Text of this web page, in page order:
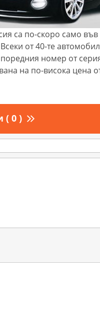
са по-скоро само
от 40-те
поредния номер от
на по-висока цена
( 0 )